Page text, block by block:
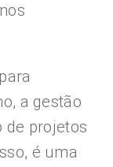
a gestão
de projetos
é uma